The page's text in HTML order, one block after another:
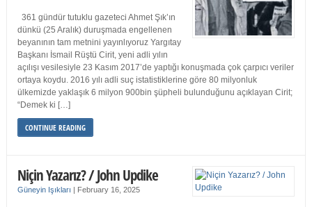
361 gündür tutuklu gazeteci Ahmet Şık’ın
dünkü (25 Aralık) duruşmada engellenen
beyanının tam metnini yayınlıyoruz Yargıtay
Başkanı İsmail Rüştü Cirit, yeni adli yılın
açılışı vesilesiyle 23 Kasım 2017’de yaptığı konuşmada çok çarpıcı veriler
ortaya koydu. 2016 yılı adli suç istatistiklerine göre 80 milyonluk
ülkemizde yaklaşık 6 milyon 900bin şüpheli bulunduğunu açıklayan Cirit;
“Demek ki […]
CONTINUE READING
Niçin Yazarız? / John Updike
Güneyin Işıkları | February 16, 2025